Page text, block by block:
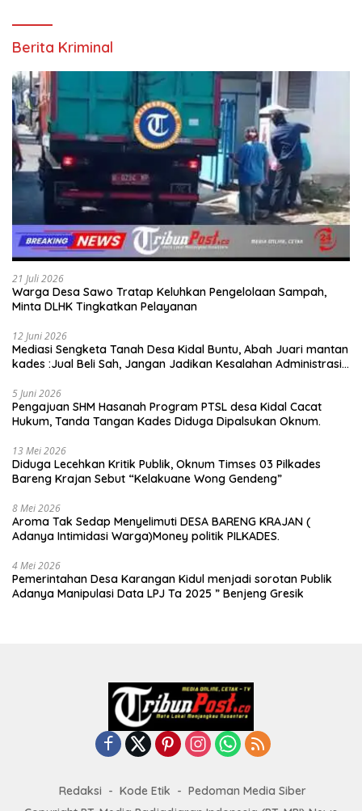
Berita Kriminal
21 Juli 2026
Warga Desa Sawo Tratap Keluhkan Pengelolaan Sampah,
Minta DLHK Tingkatkan Pelayanan
12 Juni 2026
Mediasi Sengketa Tanah Desa Kidal Buntu, Abah Juari mantan
kades :Jual Beli Sah, Jangan Jadikan Kesalahan Administrasi
5 Juni 2026
Pengajuan SHM Hasanah Program PTSL desa Kidal Cacat
Hukum, Tanda Tangan Kades Diduga Dipalsukan Oknum.
13 Mei 2026
Diduga Lecehkan Kritik Publik, Oknum Timses 03 Pilkades
Bareng Krajan Sebut “Kelakuane Wong Gendeng”
8 Mei 2026
Aroma Tak Sedap Menyelimuti DESA BARENG KRAJAN (
Adanya Intimidasi Warga)Money politik PILKADES.
4 Mei 2026
Pemerintahan Desa Karangan Kidul menjadi sorotan Publik
Adanya Manipulasi Data LPJ Ta 2025 ” Benjeng Gresik
Redaksi Kode Etik
Pedoman Media Siber